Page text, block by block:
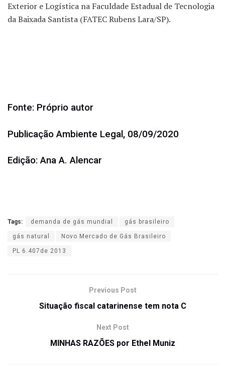
Exterior e Logística na Faculdade Estadual de Tecnologia
da Baixada Santista (FATEC Rubens Lara/SP).
Fonte: Próprio autor
Publicação Ambiente Legal, 08/09/2020
Edição: Ana A. Alencar
Tags: demanda de gás mundial gás brasileiro
gás natural Novo Mercado de Gás Brasileiro
PL 6.407de 2013
Previous Post
Situação fiscal catarinense tem nota C
Next Post
MINHAS RAZÕES por Ethel Muniz